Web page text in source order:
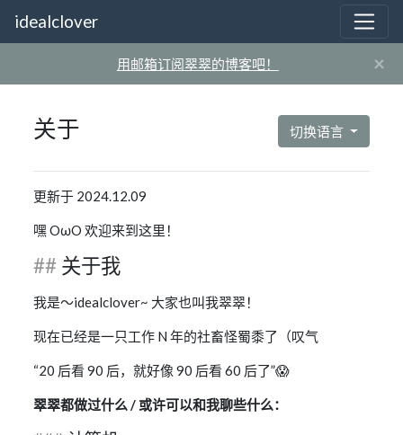
idealclover
用邮箱订阅翠翠的博客吧！ ×
关于 切换语言
更新于 2024.12.09
嘿 OωO 欢迎来到这里！
关于我
我是～idealclover~ 大家也叫我翠翠！
现在已经是一只工作 N 年的社畜怪蜀黍了（叹气
“20 后看 90 后，就好像 90 后看 60 后了”😱
翠翠都做过什么 / 或许可以和我聊些什么：